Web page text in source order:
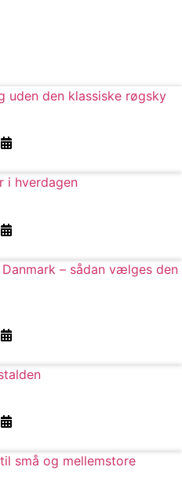
uden den klassiske røgsky
i hverdagen
– sådan vælges den
små og mellemstore